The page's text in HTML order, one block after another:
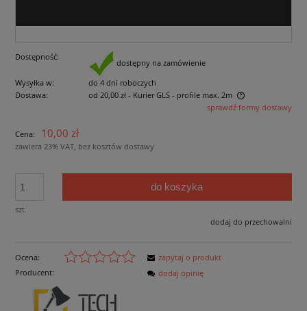
Dostępność:
dostępny na zamówienie
Wysyłka w:
do 4 dni roboczych
Dostawa:
od 20,00 zł - Kurier GLS - profile max. 2m
Cena nie zawiera ewentualnych kosztów płatnościsprawdź formy dostawy
Cena: 10,00 zł
zawiera 23% VAT, bez kosztów dostawy
szt.
do koszyka
dodaj do przechowalni
Ocena:
Producent:
zapytaj o produkt
dodaj opinię